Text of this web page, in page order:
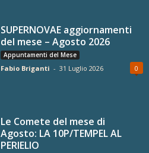
SUPERNOVAE aggiornamenti
del mese – Agosto 2026
Appuntamenti del Mese
Fabio Briganti - 31 Luglio 2026 0
Le Comete del mese di
Agosto: LA 10P/TEMPEL AL
PERIELIO